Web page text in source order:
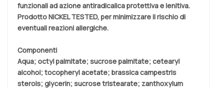
funzionali ad azione antiradicalica protettiva e lenitiva.
Prodotto NICKEL TESTED, per minimizzare il rischio di
eventuali reazioni allergiche.
Componenti
Aqua; octyl palmitate; sucrose palmitate; cetearyl
alcohol; tocopheryl acetate; brassica campestris
sterols; glycerin; sucrose tristearate; zanthoxylum